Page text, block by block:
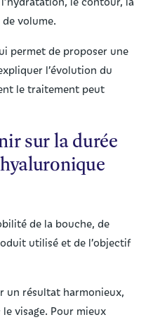
volume.
permet de proposer une
l’évolution du
le traitement peut
sur la durée
hyaluronique
de la bouche, de
utilisé et de l’objectif
un résultat harmonieux,
visage. Pour mieux